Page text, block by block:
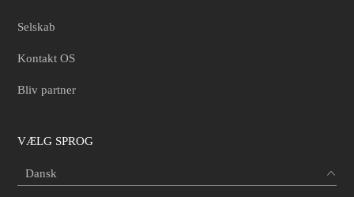
Selskab
Kontakt OS
Bliv partner
VÆLG SPROG